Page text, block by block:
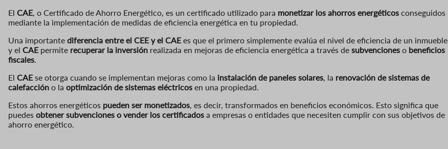
El CAE, o Certificado de Ahorro Energético, es un certificado utilizado para monetizar los ahorros energéticos conseguidos
mediante la implementación de medidas de eficiencia energética en tu propiedad.
Una importante diferencia entre el CEE y el CAEes que el primero simplemente evalúa el nivel de eficiencia de un inmueble,
y el CAEpermite recuperar la inversión realizada en mejoras de eficiencia energética a través de subvenciones o beneficios
fiscales
El CAEse otorga cuando se implementan mejoras como la instalación de paneles solares , la renovación de sistemas de
calefacción o la optimización de sistemas eléctricos en una propiedad.
Estos ahorros energéticos pueden ser monetizados , es decir, transformados en beneficios económicos. Esto significa que
puedes obtener subvenciones o vender los certificados a empresas o entidades que necesiten cumplir con sus objetivos de
ahorro energético.